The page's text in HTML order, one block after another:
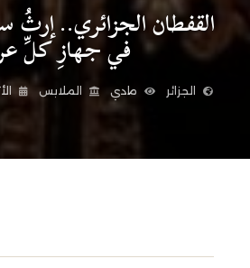
القفطان الجزائري.. إرثُ
في جهازِ كلِّ
الجزائر مادي الملابس